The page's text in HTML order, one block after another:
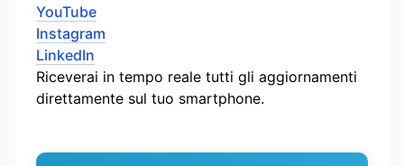
YouTube
Instagram
LinkedIn
Riceverai in tempo reale tutti gli aggiornamenti
direttamente sul tuo smartphone.